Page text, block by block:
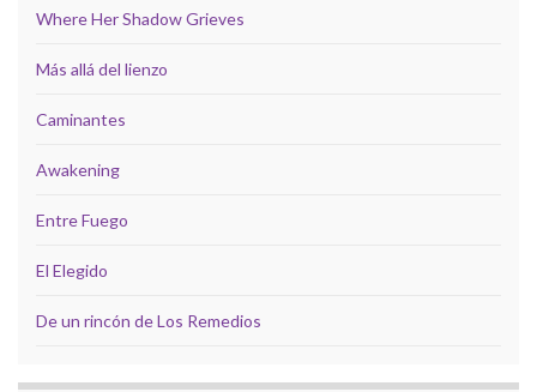
Where Her Shadow Grieves
Más allá del lienzo
Caminantes
Awakening
Entre Fuego
El Elegido
De un rincón de Los Remedios